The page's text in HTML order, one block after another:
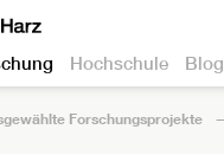
Hochschule Blog
Forschungsprojekte